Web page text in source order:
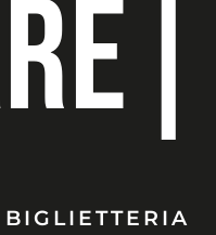
BIGLIETTERIA